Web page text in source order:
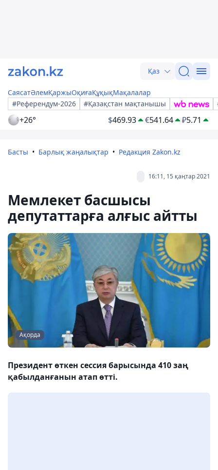
Қаз
СаясатӘлемҚаржыОқиғаҚұқықМақалалар
#Референдум-2026
#Қазақстан мақтанышы
+26° $469.93 €541.64 ₽5.71
Басты Барлық жаңалықтар Редакция Zakon.kz
16:11, 15 қаңтар 2021
Мемлекет басшысы
депутаттарға алғыс айтты
Ақорда
Президент өткен сессия барысында 410 заң
қабылданғанын атап өтті.